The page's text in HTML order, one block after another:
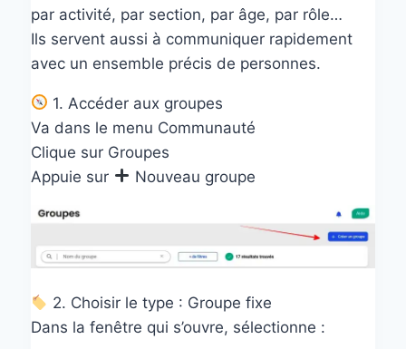
par activité, par section, par âge, par rôle…
Ils servent aussi à communiquer rapidement
avec un ensemble précis de personnes.
1. Accéder aux groupes
Va dans le menu Communauté
Clique sur Groupes
Appuie sur
Nouveau groupe
2. Choisir le type : Groupe fixe
Dans la fenêtre qui s’ouvre, sélectionne :